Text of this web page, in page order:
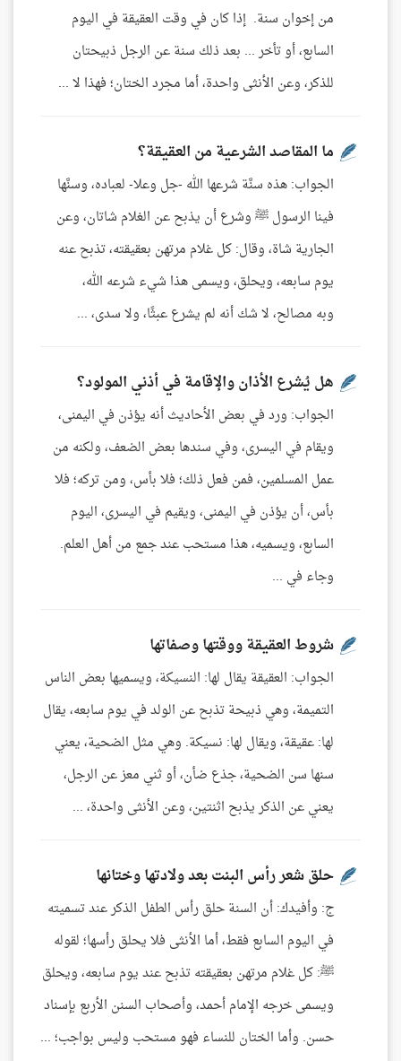
من إخوان سنة. إذا كان في وقت العقيقة في اليوم
السابع، أو تأخر ... بعد ذلك سنة عن الرجل ذبيحتان
للذكر، وعن الأنثى واحدة، أما مجرد الختان؛ فهذا لا ...
ما المقاصد الشرعية من العقيقة؟
الجواب: هذه سنَّة شرعها الله -جل وعلا- لعباده، وسنَّها
فينا الرسول ﷺ وشرع أن يذبح عن الغلام شاتان، وعن
الجارية شاة، وقال: كل غلام مرتهن بعقيقته، تذبح عنه
يوم سابعه، ويحلق، ويسمى هذا شيء شرعه الله،
وبه مصالح، لا شك أنه لم يشرع عبثًا، ولا سدى، ...
هل يُشرع الأذان والإقامة في أذني المولود؟
الجواب: ورد في بعض الأحاديث أنه يؤذن في اليمنى،
ويقام في اليسرى، وفي سندها بعض الضعف، ولكنه من
عمل المسلمين، فمن فعل ذلك؛ فلا بأس، ومن تركه؛ فلا
بأس، أن يؤذن في اليمنى، ويقيم في اليسرى، اليوم
السابع، ويسميه، هذا مستحب عند جمع من أهل العلم.
وجاء في ...
شروط العقيقة ووقتها وصفاتها
الجواب: العقيقة يقال لها: النسيكة، ويسميها بعض الناس
التميمة، وهي ذبيحة تذبح عن الولد في يوم سابعه، يقال
لها: عقيقة، ويقال لها: نسيكة. وهي مثل الضحية، يعني
سنها سن الضحية، جذع ضأن، أو ثني معز عن الرجل،
يعني عن الذكر يذبح اثنتين، وعن الأنثى واحدة، ...
حلق شعر رأس البنت بعد ولادتها وختانها
ج: وأفيدك: أن السنة حلق رأس الطفل الذكر عند تسميته
في اليوم السابع فقط، أما الأنثى فلا يحلق رأسها؛ لقوله
ﷺ: كل غلام مرتهن بعقيقته تذبح عند يوم سابعه، ويحلق
ويسمى خرجه الإمام أحمد، وأصحاب السنن الأربع بإسناد
حسن. وأما الختان للنساء فهو مستحب وليس بواجب؛ ...